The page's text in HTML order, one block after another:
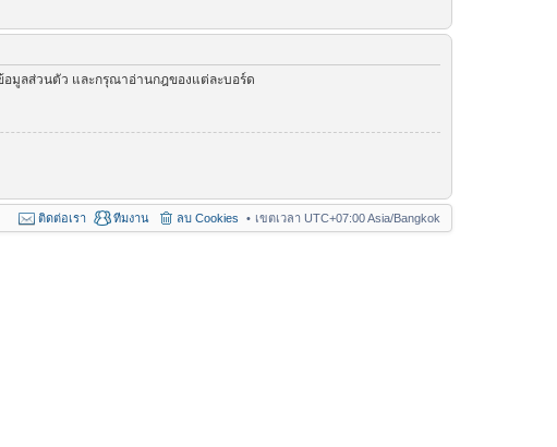
อมูลส่วนตัว และกรุณาอ่านกฎของแต่ละบอร์ด
เขตเวลา UTC+07:00 Asia/Bangkok
ลบ Cookies
ทีมงาน
ติดต่อเรา